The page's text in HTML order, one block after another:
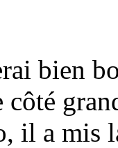
bien
côté
il a mis